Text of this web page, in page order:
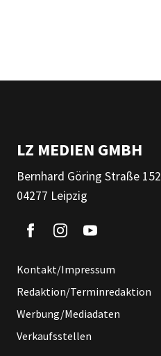
LZ MEDIEN GMBH
Bernhard Göring Straße 152
04277 Leipzig
Kontakt/Impressum
Redaktion/Terminredaktion
Werbung/Mediadaten
Verkaufsstellen